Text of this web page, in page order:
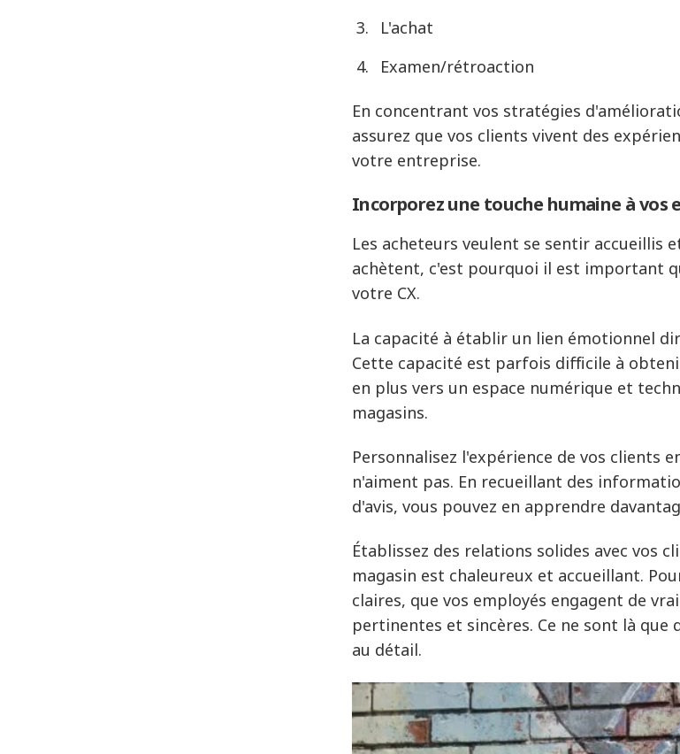
L'achat
Examen/rétroaction
En concentrant vos stratégies
assurez que vos clients vivent des
votre entreprise.
Incorporez une touche humaine à vos
Les acheteurs veulent se sentir accueillis
achètent, c'est pourquoi il est important
votre CX.
La capacité à établir un lien émotionnel
Cette capacité est parfois difficile à
en plus vers un espace numérique et
magasins.
Personnalisez l'expérience de vos clients
n'aiment pas. En recueillant des
d'avis, vous pouvez en apprendre
Établissez des relations solides avec vos
magasin est chaleureux et accueillant.
claires, que vos employés engagent de
pertinentes et sincères. Ce ne sont là
au détail.